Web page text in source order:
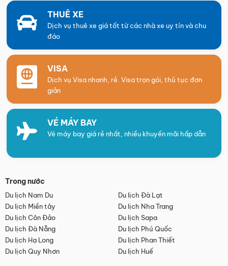
THUÊ XE
Dịch vụ thuê xe giá tốt từ các nhà xe uy tín và chu
đáo
VISA
Dịch vụ Visa nhanh, rẻ. Visa trọn gói, thủ tục đơn
giản
VÉ MÁY BAY
Vé máy bay giá rẻ nhất, nhiều khuyến mãi hấp dẫn
Trong nước
Du lịch Nam Du
Du lịch Đà Lạt
Du lịch Miền tây
Du lịch Nha Trang
Du lịch Côn Đảo
Du lịch Sapa
Du lịch Đà Nẵng
Du lịch Phú Quốc
Du lịch Hạ Long
Du lịch Phan Thiết
Du lịch Quy Nhơn
Du lịch Huế